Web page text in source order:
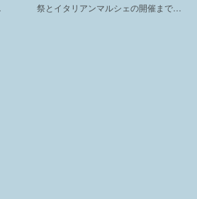
祭とイタリアンマルシェの開催まで…